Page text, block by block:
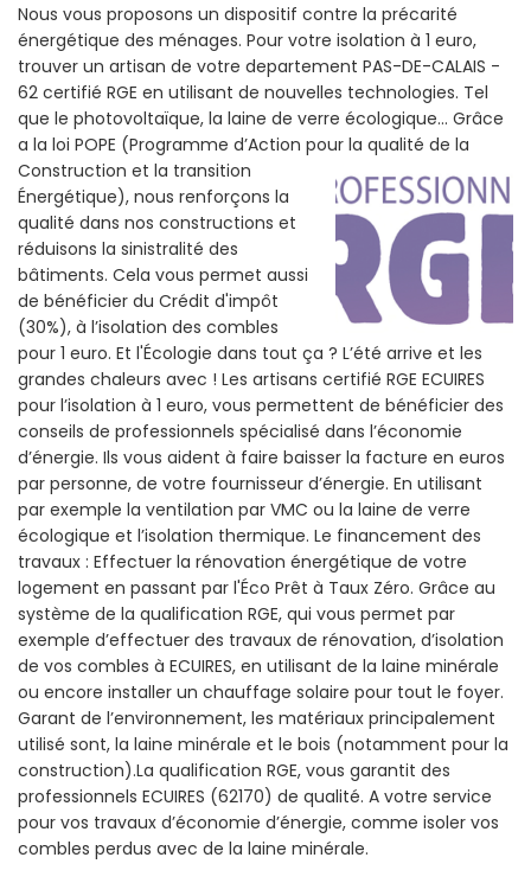
Nous vous proposons un dispositif contre la précarité
énergétique des ménages. Pour votre isolation à 1 euro,
trouver un artisan de votre departement PAS-DE-CALAIS -
62 certifié RGE en utilisant de nouvelles technologies. Tel
que le photovoltaïque, la laine de verre écologique... Grâce
a la loi POPE (Programme d’Action pour la qualité de la
Construction et la transition
Énergétique), nous renforçons la
qualité dans nos constructions et
réduisons la sinistralité des
bâtiments. Cela vous permet aussi
de bénéficier du Crédit d'impôt
(30%), à l’isolation des combles
pour 1 euro. Et l'Écologie dans tout ça ? L’été arrive et les
grandes chaleurs avec ! Les artisans certifié RGE ECUIRES
pour l’isolation à 1 euro, vous permettent de bénéficier des
conseils de professionnels spécialisé dans l’économie
d’énergie. Ils vous aident à faire baisser la facture en euros
par personne, de votre fournisseur d’énergie. En utilisant
par exemple la ventilation par VMC ou la laine de verre
écologique et l’isolation thermique. Le financement des
travaux : Effectuer la rénovation énergétique de votre
logement en passant par l'Éco Prêt à Taux Zéro. Grâce au
système de la qualification RGE, qui vous permet par
exemple d’effectuer des travaux de rénovation, d’isolation
de vos combles à ECUIRES, en utilisant de la laine minérale
ou encore installer un chauffage solaire pour tout le foyer.
Garant de l’environnement, les matériaux principalement
utilisé sont, la laine minérale et le bois (notamment pour la
construction).La qualification RGE, vous garantit des
professionnels ECUIRES (62170) de qualité. A votre service
pour vos travaux d’économie d’énergie, comme isoler vos
combles perdus avec de la laine minérale.